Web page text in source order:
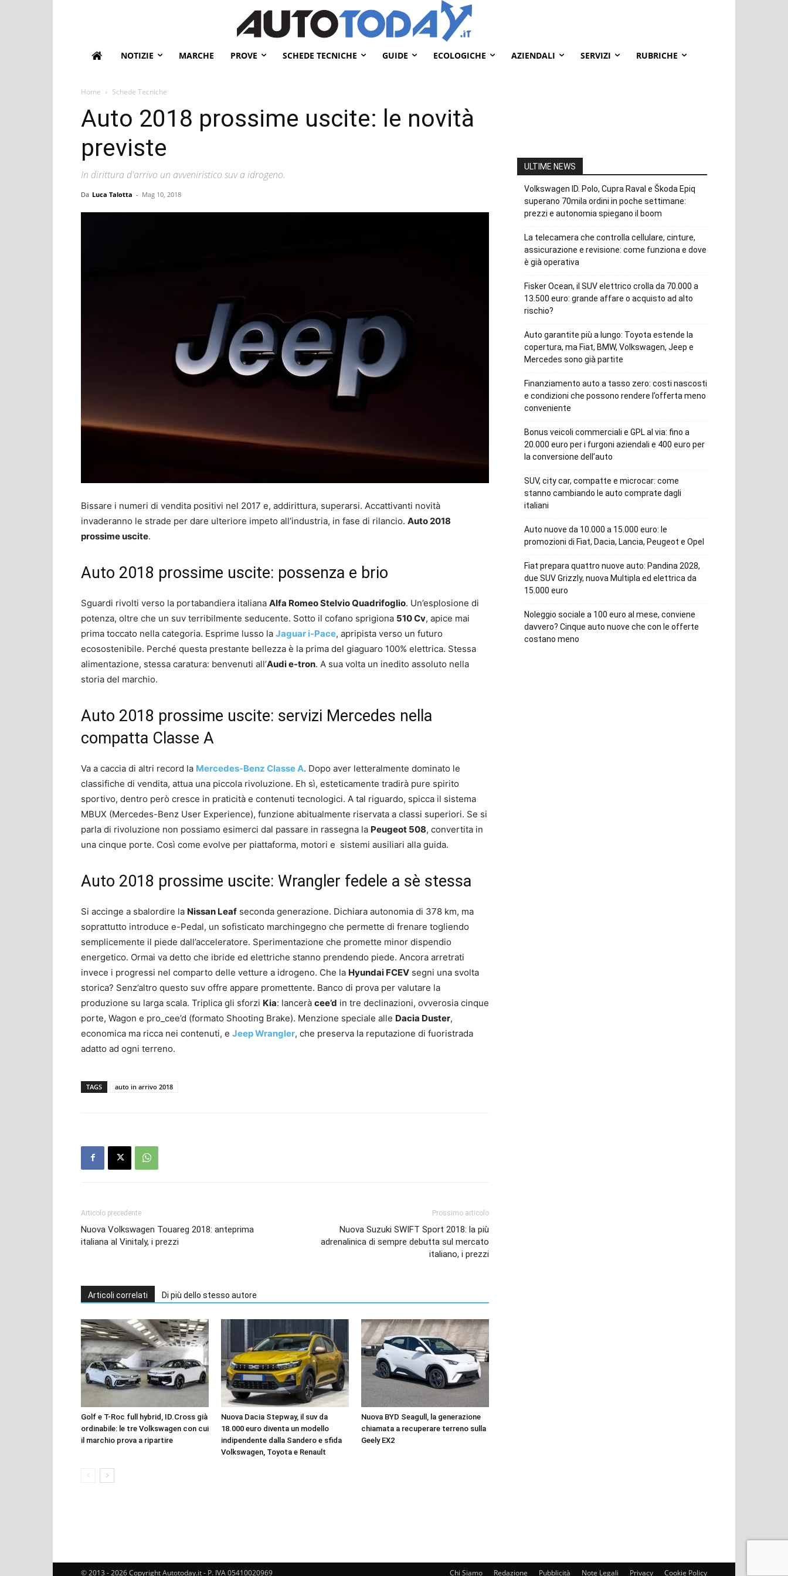
NOTIZIE MARCHE PROVE SCHEDE TECNICHE GUIDE ECOLOGICHE AZIENDALI SERVIZI RUBRICHE
Home Schede Tecniche
Auto 2018 prossime uscite: le novità
previste
In dirittura d'arrivo un avveniristico suv a idrogeno.
Da Luca Talotta - Mag 10, 2018
Bissare i numeri di vendita positivi nel 2017 e, addirittura, superarsi. Accattivanti novità
invaderanno le strade per dare ulteriore impeto all’industria, in fase di rilancio. Auto 2018
prossime uscite.
Auto 2018 prossime uscite: possenza e brio
Sguardi rivolti verso la portabandiera italiana Alfa Romeo Stelvio Quadrifoglio. Un’esplosione di
potenza, oltre che un suv terribilmente seducente. Sotto il cofano sprigiona 510 Cv, apice mai
prima toccato nella categoria. Esprime lusso la Jaguar i-Pace, apripista verso un futuro
ecosostenibile. Perché questa prestante bellezza è la prima del giaguaro 100% elettrica. Stessa
alimentazione, stessa caratura: benvenuti all’Audi e-tron. A sua volta un inedito assoluto nella
storia del marchio.
Auto 2018 prossime uscite: servizi Mercedes nella
compatta Classe A
Va a caccia di altri record la Mercedes-Benz Classe A. Dopo aver letteralmente dominato le
classifiche di vendita, attua una piccola rivoluzione. Eh sì, esteticamente tradirà pure spirito
sportivo, dentro però cresce in praticità e contenuti tecnologici. A tal riguardo, spicca il sistema
MBUX (Mercedes-Benz User Experience), funzione abitualmente riservata a classi superiori. Se si
parla di rivoluzione non possiamo esimerci dal passare in rassegna la Peugeot 508, convertita in
una cinque porte. Così come evolve per piattaforma, motori e sistemi ausiliari alla guida.
Auto 2018 prossime uscite: Wrangler fedele a sè stessa
Si accinge a sbalordire la Nissan Leaf seconda generazione. Dichiara autonomia di 378 km, ma
soprattutto introduce e-Pedal, un sofisticato marchingegno che permette di frenare togliendo
semplicemente il piede dall’acceleratore. Sperimentazione che promette minor dispendio
energetico. Ormai va detto che ibride ed elettriche stanno prendendo piede. Ancora arretrati
invece i progressi nel comparto delle vetture a idrogeno. Che la Hyundai FCEV segni una svolta
storica? Senz’altro questo suv offre appare promettente. Banco di prova per valutare la
produzione su larga scala. Triplica gli sforzi Kia: lancerà cee’d in tre declinazioni, ovverosia cinque
porte, Wagon e pro_cee’d (formato Shooting Brake). Menzione speciale alle Dacia Duster,
economica ma ricca nei contenuti, e Jeep Wrangler, che preserva la reputazione di fuoristrada
adatto ad ogni terreno.
TAGS auto in arrivo 2018
Articolo precedente
Nuova Volkswagen Touareg 2018: anteprima
italiana al Vinitaly, i prezzi
Prossimo articolo
Nuova Suzuki SWIFT Sport 2018: la più
adrenalinica di sempre debutta sul mercato
italiano, i prezzi
Articoli correlati Di più dello stesso autore
Golf e T-Roc full hybrid, ID.Cross già
ordinabile: le tre Volkswagen con cui
il marchio prova a ripartire
Nuova Dacia Stepway, il suv da
18.000 euro diventa un modello
indipendente dalla Sandero e sfida
Volkswagen, Toyota e Renault
Nuova BYD Seagull, la generazione
chiamata a recuperare terreno sulla
Geely EX2
ULTIME NEWS
Volkswagen ID. Polo, Cupra Raval e Škoda Epiq
superano 70mila ordini in poche settimane:
prezzi e autonomia spiegano il boom
La telecamera che controlla cellulare, cinture,
assicurazione e revisione: come funziona e dove
è già operativa
Fisker Ocean, il SUV elettrico crolla da 70.000 a
13.500 euro: grande affare o acquisto ad alto
rischio?
Auto garantite più a lungo: Toyota estende la
copertura, ma Fiat, BMW, Volkswagen, Jeep e
Mercedes sono già partite
Finanziamento auto a tasso zero: costi nascosti
e condizioni che possono rendere l’offerta meno
conveniente
Bonus veicoli commerciali e GPL al via: fino a
20.000 euro per i furgoni aziendali e 400 euro per
la conversione dell’auto
SUV, city car, compatte e microcar: come
stanno cambiando le auto comprate dagli
italiani
Auto nuove da 10.000 a 15.000 euro: le
promozioni di Fiat, Dacia, Lancia, Peugeot e Opel
Fiat prepara quattro nuove auto: Pandina 2028,
due SUV Grizzly, nuova Multipla ed elettrica da
15.000 euro
Noleggio sociale a 100 euro al mese, conviene
davvero? Cinque auto nuove che con le offerte
costano meno
Chi Siamo Redazione Pubblicità Note Legali Privacy Cookie Policy
© 2013 - 2026 Copyright Autotoday.it - P. IVA 05410020969